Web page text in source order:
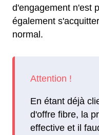
d'engagement n'est
également
normal.
En étant déjà
d'offre fibre, la
effective et il